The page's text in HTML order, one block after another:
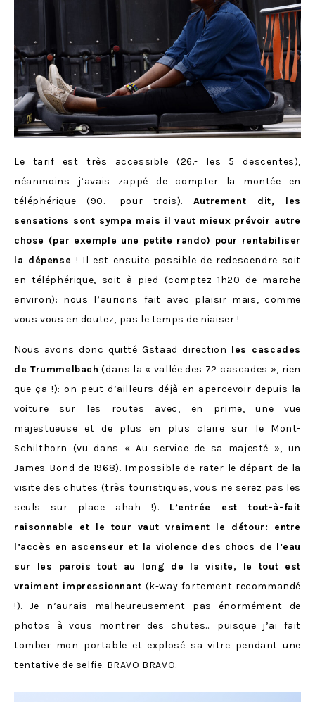
Le tarif est très accessible (26.- les 5 descentes),
néanmoins j’avais zappé de compter la montée en
téléphérique (90.- pour trois). Autrement dit, les
sensations sont sympa mais il vaut mieux prévoir autre
chose (par exemple une petite rando) pour rentabiliser
la dépense ! Il est ensuite possible de redescendre soit
en téléphérique, soit à pied (comptez 1h20 de marche
environ): nous l’aurions fait avec plaisir mais, comme
vous vous en doutez, pas le temps de niaiser !
Nous avons donc quitté Gstaad direction les cascades
de Trummelbach (dans la « vallée des 72 cascades », rien
que ça !): on peut d’ailleurs déjà en apercevoir depuis la
voiture sur les routes avec, en prime, une vue
majestueuse et de plus en plus claire sur le Mont-
Schilthorn (vu dans « Au service de sa majesté », un
James Bond de 1968). Impossible de rater le départ de la
visite des chutes (très touristiques, vous ne serez pas les
seuls sur place ahah !). L’entrée est tout-à-fait
raisonnable et le tour vaut vraiment le détour: entre
l’accès en ascenseur et la violence des chocs de l’eau
sur les parois tout au long de la visite, le tout est
vraiment impressionnant (k-way fortement recommandé
!). Je n’aurais malheureusement pas énormément de
photos à vous montrer des chutes… puisque j’ai fait
tomber mon portable et explosé sa vitre pendant une
tentative de selfie. BRAVO BRAVO.